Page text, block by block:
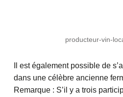
producteur-vin-
Il est également possible de
dans une célèbre ancienne
Remarque : S’il y a trois